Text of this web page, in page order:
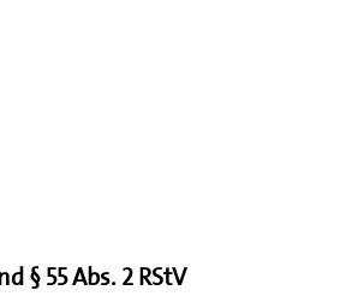
§ 55 Abs. 2 RStV